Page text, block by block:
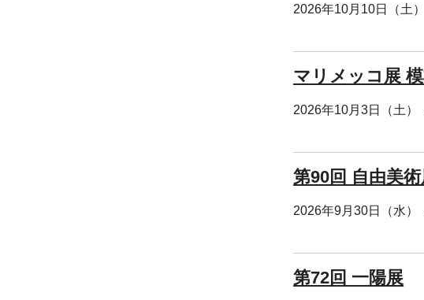
2026年10月10日（土
マリメッコ展
2026年10月3日（土）
第90回 自由美
2026年9月30日（水）
第72回 一陽展